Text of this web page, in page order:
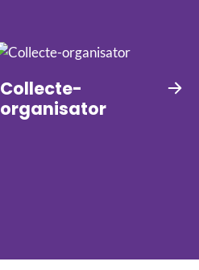
Collecte-
organisator